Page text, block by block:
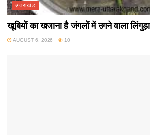
उत्तराखंड
खूबियों का खजाना है जंगलों में उगने वाला लिंगुड़ा
AUGUST 6, 2026 10